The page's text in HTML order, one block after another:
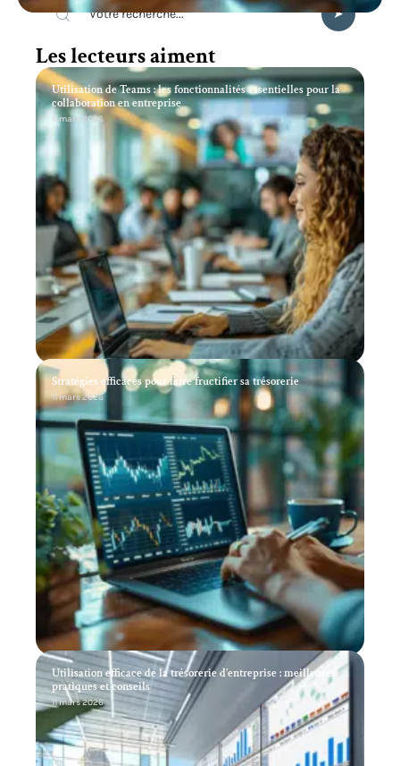
Les lecteurs aiment
Utilisation de Teams : les fonctionnalités essentielles pour la
collaboration en entreprise
11 mars 2026
Stratégies efficaces pour faire fructifier sa trésorerie
11 mars 2026
Utilisation efficace de la trésorerie d’entreprise : meilleures
pratiques et conseils
11 mars 2026